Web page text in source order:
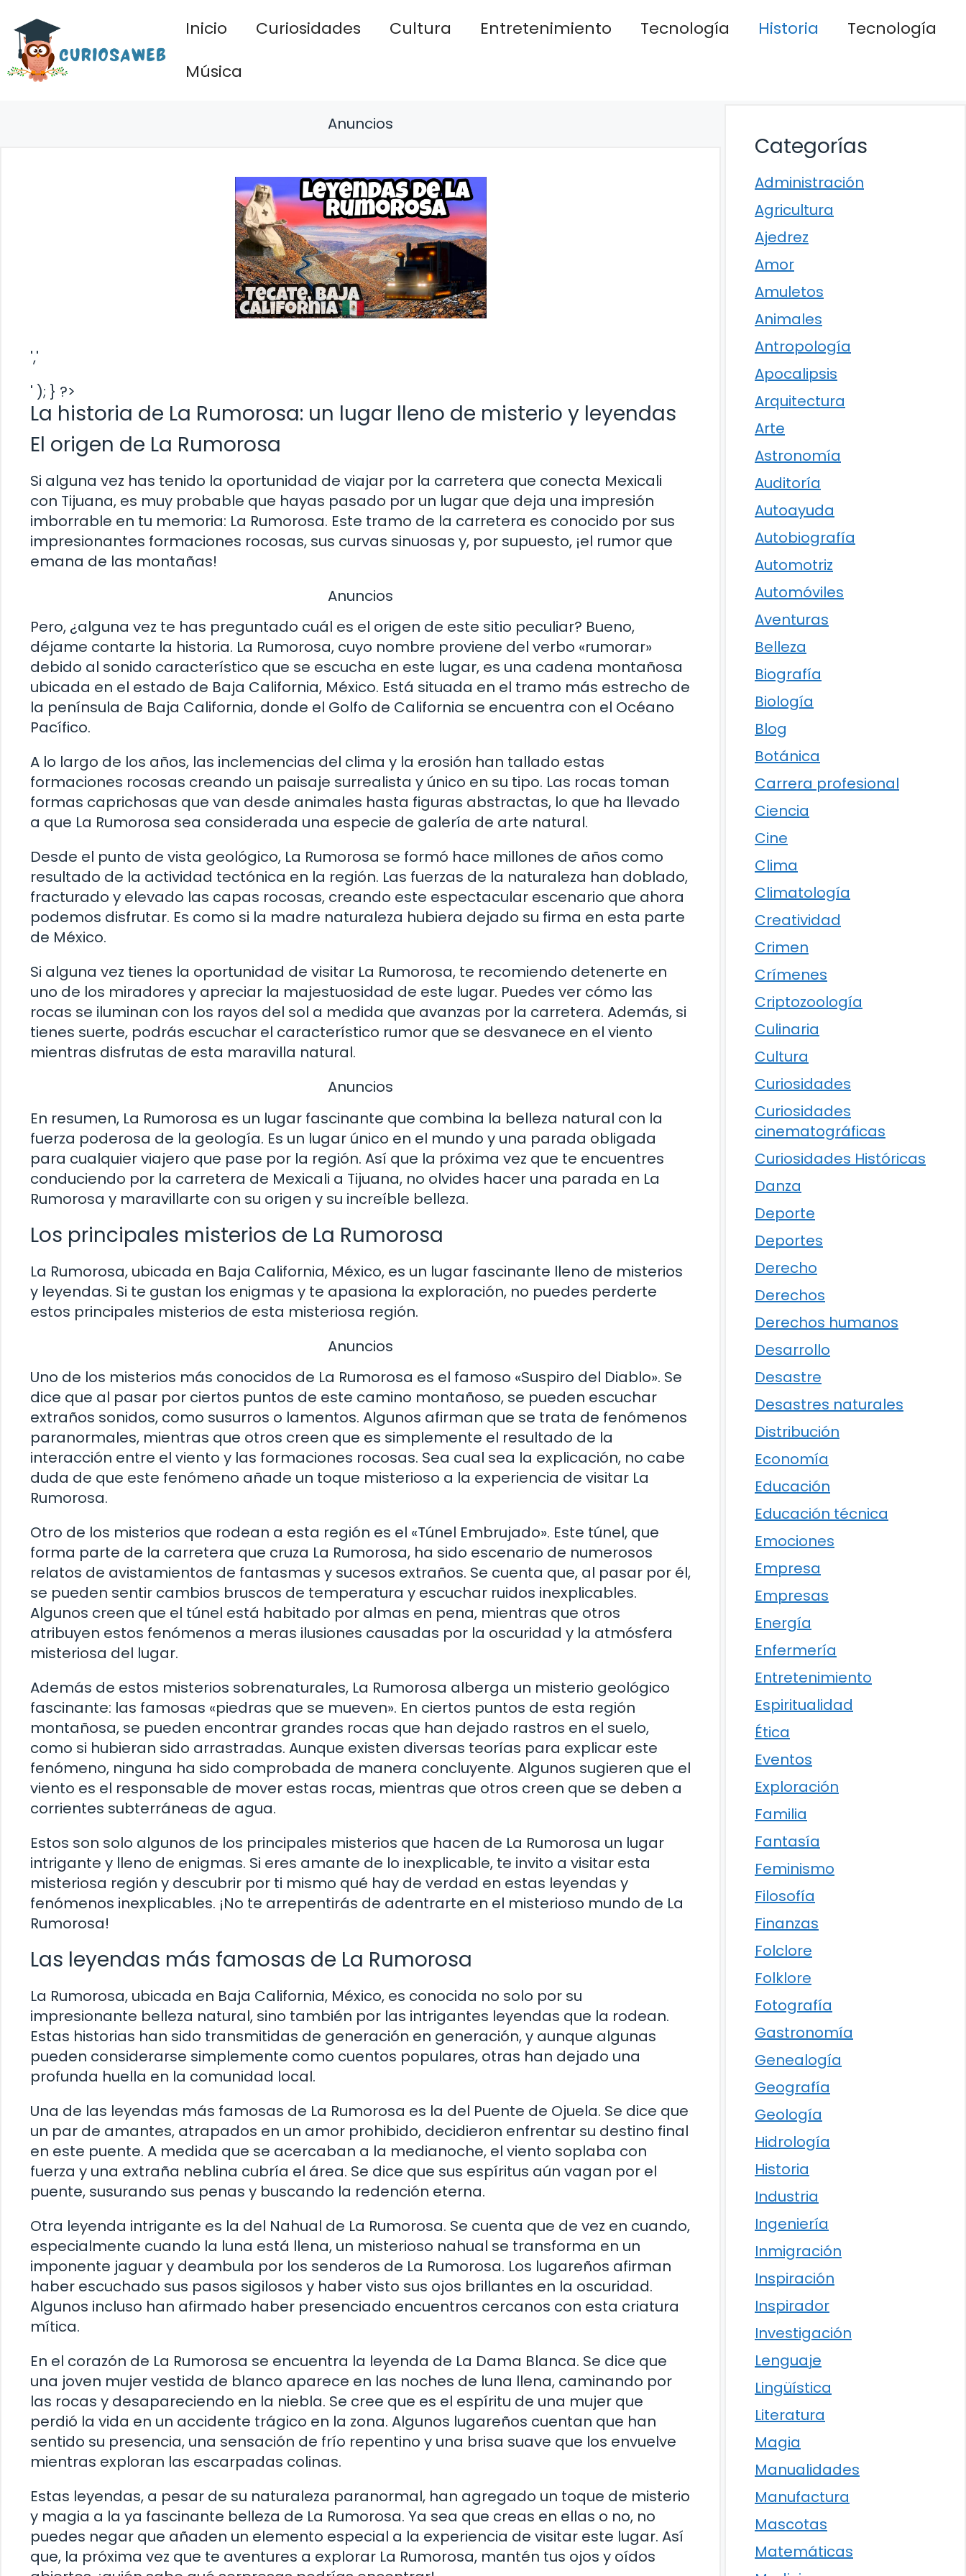
contenido
Inicio Curiosidades Cultura Entretenimiento Tecnología Historia
Tecnología
Música
Anuncios
','
' ); } ?>
La historia de La Rumorosa: un lugar lleno de misterio y leyendas
El origen de La Rumorosa
Si alguna vez has tenido la oportunidad de viajar por la carretera que conecta Mexicali
con Tijuana, es muy probable que hayas pasado por un lugar que deja una impresión
imborrable en tu memoria: La Rumorosa. Este tramo de la carretera es conocido por sus
impresionantes formaciones rocosas, sus curvas sinuosas y, por supuesto, ¡el rumor que
emana de las montañas!
Anuncios
Pero, ¿alguna vez te has preguntado cuál es el origen de este sitio peculiar? Bueno,
déjame contarte la historia. La Rumorosa, cuyo nombre proviene del verbo «rumorar»
debido al sonido característico que se escucha en este lugar, es una cadena montañosa
ubicada en el estado de Baja California, México. Está situada en el tramo más estrecho de
la península de Baja California, donde el Golfo de California se encuentra con el Océano
Pacífico.
A lo largo de los años, las inclemencias del clima y la erosión han tallado estas
formaciones rocosas creando un paisaje surrealista y único en su tipo. Las rocas toman
formas caprichosas que van desde animales hasta figuras abstractas, lo que ha llevado
a que La Rumorosa sea considerada una especie de galería de arte natural.
Desde el punto de vista geológico, La Rumorosa se formó hace millones de años como
resultado de la actividad tectónica en la región. Las fuerzas de la naturaleza han doblado,
fracturado y elevado las capas rocosas, creando este espectacular escenario que ahora
podemos disfrutar. Es como si la madre naturaleza hubiera dejado su firma en esta parte
de México.
Si alguna vez tienes la oportunidad de visitar La Rumorosa, te recomiendo detenerte en
uno de los miradores y apreciar la majestuosidad de este lugar. Puedes ver cómo las
rocas se iluminan con los rayos del sol a medida que avanzas por la carretera. Además, si
tienes suerte, podrás escuchar el característico rumor que se desvanece en el viento
mientras disfrutas de esta maravilla natural.
Anuncios
En resumen, La Rumorosa es un lugar fascinante que combina la belleza natural con la
fuerza poderosa de la geología. Es un lugar único en el mundo y una parada obligada
para cualquier viajero que pase por la región. Así que la próxima vez que te encuentres
conduciendo por la carretera de Mexicali a Tijuana, no olvides hacer una parada en La
Rumorosa y maravillarte con su origen y su increíble belleza.
Los principales misterios de La Rumorosa
La Rumorosa, ubicada en Baja California, México, es un lugar fascinante lleno de misterios
y leyendas. Si te gustan los enigmas y te apasiona la exploración, no puedes perderte
estos principales misterios de esta misteriosa región.
Anuncios
Uno de los misterios más conocidos de La Rumorosa es el famoso «Suspiro del Diablo». Se
dice que al pasar por ciertos puntos de este camino montañoso, se pueden escuchar
extraños sonidos, como susurros o lamentos. Algunos afirman que se trata de fenómenos
paranormales, mientras que otros creen que es simplemente el resultado de la
interacción entre el viento y las formaciones rocosas. Sea cual sea la explicación, no cabe
duda de que este fenómeno añade un toque misterioso a la experiencia de visitar La
Rumorosa.
Otro de los misterios que rodean a esta región es el «Túnel Embrujado». Este túnel, que
forma parte de la carretera que cruza La Rumorosa, ha sido escenario de numerosos
relatos de avistamientos de fantasmas y sucesos extraños. Se cuenta que, al pasar por él,
se pueden sentir cambios bruscos de temperatura y escuchar ruidos inexplicables.
Algunos creen que el túnel está habitado por almas en pena, mientras que otros
atribuyen estos fenómenos a meras ilusiones causadas por la oscuridad y la atmósfera
misteriosa del lugar.
Además de estos misterios sobrenaturales, La Rumorosa alberga un misterio geológico
fascinante: las famosas «piedras que se mueven». En ciertos puntos de esta región
montañosa, se pueden encontrar grandes rocas que han dejado rastros en el suelo,
como si hubieran sido arrastradas. Aunque existen diversas teorías para explicar este
fenómeno, ninguna ha sido comprobada de manera concluyente. Algunos sugieren que el
viento es el responsable de mover estas rocas, mientras que otros creen que se deben a
corrientes subterráneas de agua.
Estos son solo algunos de los principales misterios que hacen de La Rumorosa un lugar
intrigante y lleno de enigmas. Si eres amante de lo inexplicable, te invito a visitar esta
misteriosa región y descubrir por ti mismo qué hay de verdad en estas leyendas y
fenómenos inexplicables. ¡No te arrepentirás de adentrarte en el misterioso mundo de La
Rumorosa!
Las leyendas más famosas de La Rumorosa
La Rumorosa, ubicada en Baja California, México, es conocida no solo por su
impresionante belleza natural, sino también por las intrigantes leyendas que la rodean.
Estas historias han sido transmitidas de generación en generación, y aunque algunas
pueden considerarse simplemente como cuentos populares, otras han dejado una
profunda huella en la comunidad local.
Una de las leyendas más famosas de La Rumorosa es la del Puente de Ojuela. Se dice que
un par de amantes, atrapados en un amor prohibido, decidieron enfrentar su destino final
en este puente. A medida que se acercaban a la medianoche, el viento soplaba con
fuerza y una extraña neblina cubría el área. Se dice que sus espíritus aún vagan por el
puente, susurando sus penas y buscando la redención eterna.
Otra leyenda intrigante es la del Nahual de La Rumorosa. Se cuenta que de vez en cuando,
especialmente cuando la luna está llena, un misterioso nahual se transforma en un
imponente jaguar y deambula por los senderos de La Rumorosa. Los lugareños afirman
haber escuchado sus pasos sigilosos y haber visto sus ojos brillantes en la oscuridad.
Algunos incluso han afirmado haber presenciado encuentros cercanos con esta criatura
mítica.
En el corazón de La Rumorosa se encuentra la leyenda de La Dama Blanca. Se dice que
una joven mujer vestida de blanco aparece en las noches de luna llena, caminando por
las rocas y desapareciendo en la niebla. Se cree que es el espíritu de una mujer que
perdió la vida en un accidente trágico en la zona. Algunos lugareños cuentan que han
sentido su presencia, una sensación de frío repentino y una brisa suave que los envuelve
mientras exploran las escarpadas colinas.
Estas leyendas, a pesar de su naturaleza paranormal, han agregado un toque de misterio
y magia a la ya fascinante belleza de La Rumorosa. Ya sea que creas en ellas o no, no
puedes negar que añaden un elemento especial a la experiencia de visitar este lugar. Así
que, la próxima vez que te aventures a explorar La Rumorosa, mantén tus ojos y oídos
Categorías
Administración
Agricultura
Ajedrez
Amor
Amuletos
Animales
Antropología
Apocalipsis
Arquitectura
Arte
Astronomía
Auditoría
Autoayuda
Autobiografía
Automotriz
Automóviles
Aventuras
Belleza
Biografía
Biología
Blog
Botánica
Carrera profesional
Ciencia
Cine
Clima
Climatología
Creatividad
Crimen
Crímenes
Criptozoología
Culinaria
Cultura
Curiosidades
Curiosidades
cinematográficas
Curiosidades Históricas
Danza
Deporte
Deportes
Derecho
Derechos
Derechos humanos
Desarrollo
Desastre
Desastres naturales
Distribución
Economía
Educación
Educación técnica
Emociones
Empresa
Empresas
Energía
Enfermería
Entretenimiento
Espiritualidad
Ética
Eventos
Exploración
Familia
Fantasía
Feminismo
Filosofía
Finanzas
Folclore
Folklore
Fotografía
Gastronomía
Genealogía
Geografía
Geología
Hidrología
Historia
Industria
Ingeniería
Inmigración
Inspiración
Inspirador
Investigación
Lenguaje
Lingüística
Literatura
Magia
Manualidades
Manufactura
Mascotas
Matemáticas